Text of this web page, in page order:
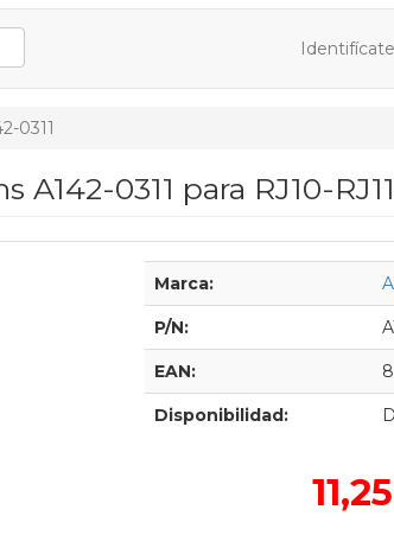
Identifícate
0311
0311 para RJ10-
Marca:
P/N:
EAN:
Disponibilidad: